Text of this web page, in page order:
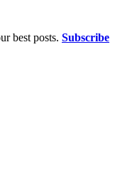
best posts. Subscribe